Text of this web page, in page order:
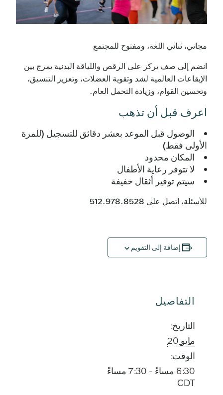
مجاني، ثنائي اللغة، ومفتوح للمجتمع
انضم إلى صف يركز على الرقص واللياقة البدنية يمزج بين
الإيقاعات العالمية لشد وتقوية العضلات، وتعزيز التنسيق،
وتحسين القوام، وزيادة التحمل العام.
اعرف قبل أن تذهب
الوصول قبل الموعد بعشر دقائق للتسجيل (للمرة
الأولى فقط)
المكان محدود
لا تتوفر رعاية الأطفال
سيتم توفير أثقال خفيفة
للأسئلة، اتصل على 512.978.8528
إضافة إلى التقويم
التفاصيل
التاريخ:
مايو 20
الوقت:
6:30 مساءً - 7:30 مساءً
CDT